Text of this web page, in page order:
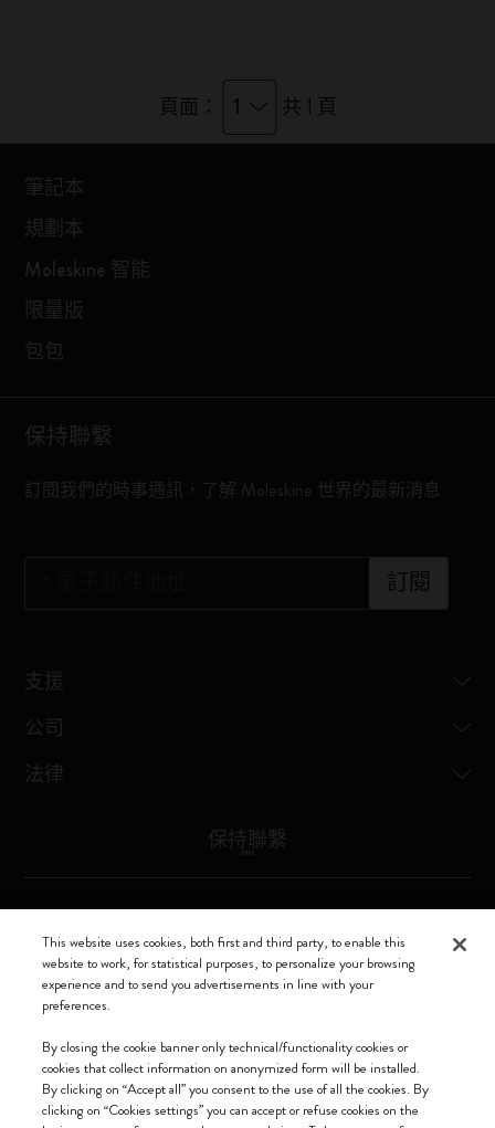
頁面： 1 共 1 頁
筆記本
規劃本
Moleskine 智能
限量版
包包
保持聯繫
訂閱我們的時事通訊，了解 Moleskine 世界的最新消息
訂閱
支援
公司
法律
保持聯繫
""
我們接受
Moleskine srl a socio unico - Via Bergognone, 34 – 20144 Milano -
Italia - P. IVA / CCIAA n. 07234480965 - REA MI 1945400 - Cap.
Soc. €2.181.513,42
This website uses cookies, both first and third party, to enable this
website to work, for statistical purposes, to personalize your browsing
experience and to send you advertisements in line with your
preferences.
By closing the cookie banner only technical/functionality cookies or
cookies that collect information on anonymized form will be installed.
By clicking on “Accept all” you consent to the use of all the cookies. By
clicking on “Cookies settings” you can accept or refuse cookies on the